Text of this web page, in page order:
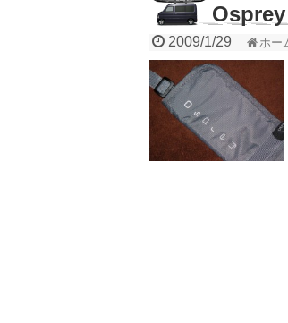
2009/1/29 ホー